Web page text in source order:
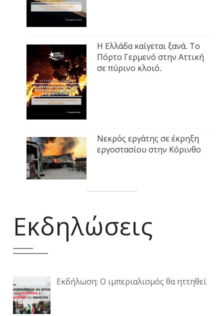
Η Ελλάδα καίγεται ξανά. Το
Πόρτο Γερμενό στην Αττική
σε πύρινο κλοιό.
Νεκρός εργάτης σε έκρηξη
εργοστασίου στην Κόρινθο
Εκδηλώσεις
Εκδήλωση: Ο ιμπεριαλισμός θα ηττηθεί